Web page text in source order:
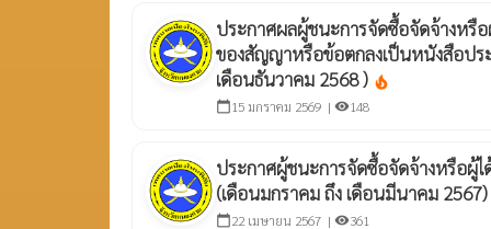
ประกาศผลผู้ชนะการจัดซื้อจัดจ้างหรื
ของสัญญาหรือข้อตกลงเป็นหนังสือปร
เดือนธันวาคม 2568 ) local_fire_department
calendar_today 15 มกราคม 2569 | visibility148
ประกาศผู้ชนะการจัดซื้อจัดจ้างหรือผู้ไ
(เดือนมกราคม ถึง เดือนมีนาคม 2567)
calendar_today 22 เมษายน 2567 | visibility361